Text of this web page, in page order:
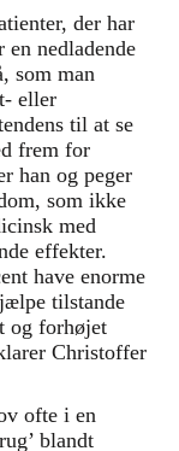
der har
nedladende
som man
eller
til at se
frem for
han og peger
som ikke
med
effekter.
have enorme
tilstande
og forhøjet
Christoffer
ofte i en
blandt